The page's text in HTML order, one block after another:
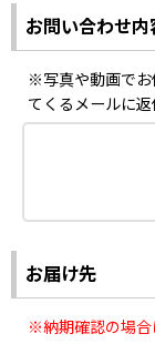
お問い合わせ内
※写真や動画でお
てくるメールに
お届け先
※納期確認の場合